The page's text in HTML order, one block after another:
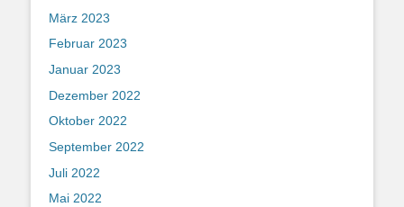
März 2023
Februar 2023
Januar 2023
Dezember 2022
Oktober 2022
September 2022
Juli 2022
Mai 2022